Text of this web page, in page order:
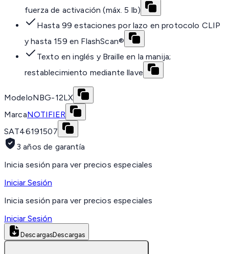
fuerza de activación (máx. 5 lb)
Hasta 99 estaciones por lazo en protocolo CLIP
y hasta 159 en FlashScan®
Texto en inglés y Braille en la manija;
restablecimiento mediante llave
ModeloNBG-12LX
MarcaNOTIFIER
SAT46191507
3 años de garantía
Inicia sesión para ver precios especiales
Iniciar Sesión
Inicia sesión para ver precios especiales
Iniciar Sesión
DescargasDescargas